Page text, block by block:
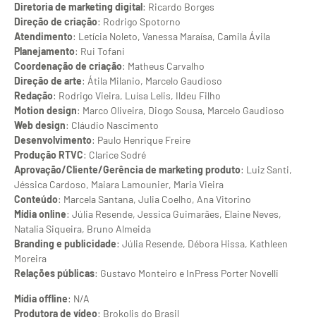
Diretoria de marketing digital : Ricardo Borges
Direção de criação: Rodrigo Spotorno
Atendimento: Letícia Noleto, Vanessa Maraísa, Camila Ávila
Planejamento: Rui Tofani
Coordenação de criação: Matheus Carvalho
Direção de arte: Átila Milanio, Marcelo Gaudioso
Redação: Rodrigo Vieira, Luísa Lelis, Ildeu Filho
Motion design: Marco Oliveira, Diogo Sousa, Marcelo Gaudioso
Web design: Cláudio Nascimento
Desenvolvimento: Paulo Henrique Freire
Produção RTVC: Clarice Sodré
Aprovação/Cliente/Gerência de marketing produto: Luiz Santi,
Jéssica Cardoso, Maiara Lamounier, Maria Vieira
Conteúdo: Marcela Santana, Julia Coelho, Ana Vitorino
Mídia online: Júlia Resende, Jessica Guimarães, Elaine Neves,
Natalia Siqueira, Bruno Almeida
Branding e publicidade: Júlia Resende, Débora Hissa, Kathleen
Moreira
Relações públicas: Gustavo Monteiro e InPress Porter Novelli
Mídia offline: N/A
Produtora de vídeo: Brokolis do Brasil